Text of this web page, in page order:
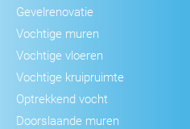
Gevelrenovatie
Vochtige muren
Vochtige vloeren
Vochtige kruipruimte
Optrekkend vocht
Doorslaande muren